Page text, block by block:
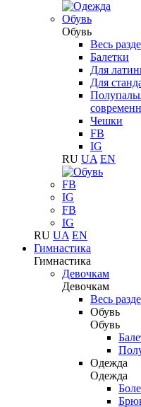
Обувь
Обувь
Весь
Балетки
Для
Для
Чешки
FB
IG
RU UA EN
FB
IG
FB
IG
RU UA EN
Гимнастика
Гимнастика
Девочкам
Девочкам
Весь
Обувь
Обувь
Одежда
Одежда